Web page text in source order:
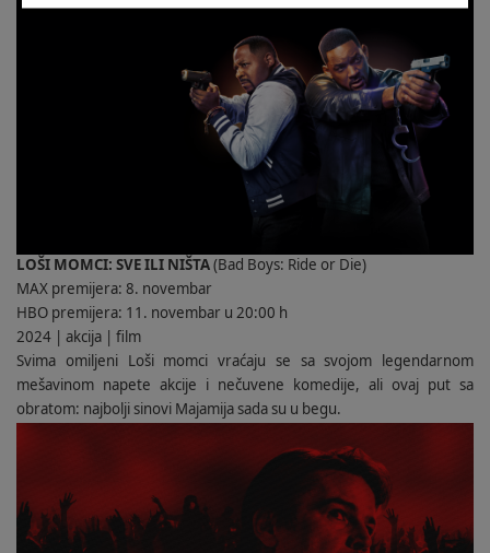
LOŠI MOMCI: SVE ILI NIŠTA(Bad Boys: Ride or Die)
MAX premijera: 8. novembar
HBO premijera: 11. novembar u 20:00 h
2024 | akcija | film
Svima omiljeni Loši momci vraćaju se sa svojom legendarnom
mešavinom napete akcije i nečuvene komedije, ali ovaj put sa
obratom: najbolji sinovi Majamija sada su u begu.